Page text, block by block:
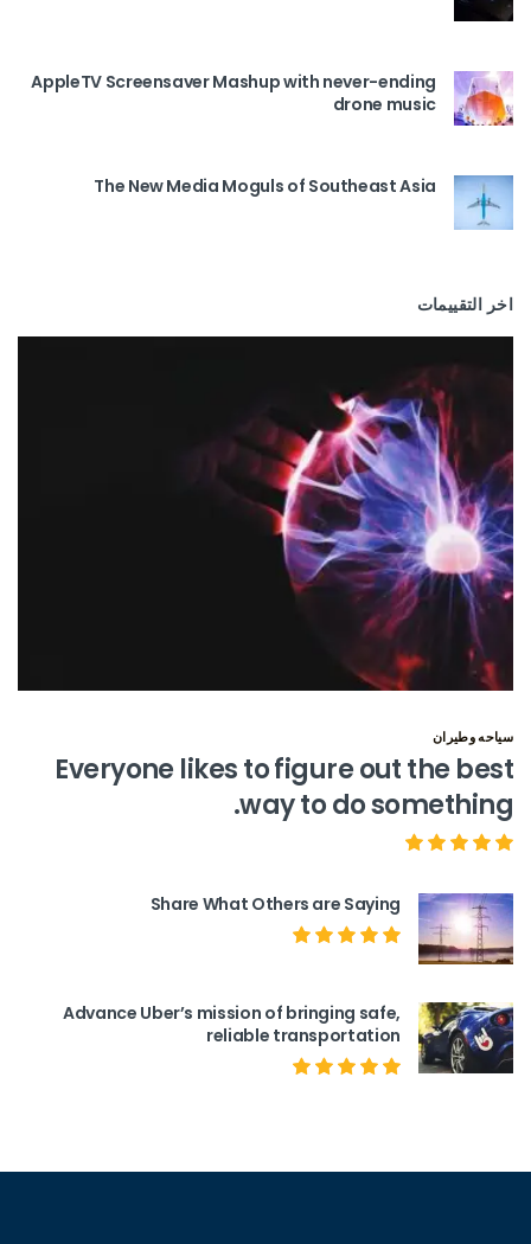
AppleTV Screensaver Mashup with never-ending
drone music
The New Media Moguls of Southeast Asia
اخر التقييمات
سياحه وطيران
Everyone likes to figure out the best
way to do something.
Share What Others are Saying
Advance Uber’s mission of bringing safe,
reliable transportation